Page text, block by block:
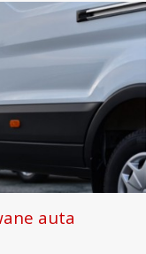
auta